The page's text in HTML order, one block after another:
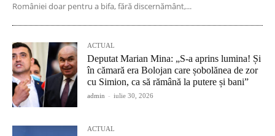
României doar pentru a bifa, fără discernământ,...
ACTUAL
Deputat Marian Mina: „S-a aprins lumina! Și
în cămară era Bolojan care șobolănea de zor
cu Simion, ca să rămână la putere și bani”
admin - iulie 30, 2026
ACTUAL